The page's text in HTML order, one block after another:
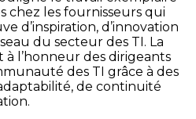
chez les fournisseurs qui
d’inspiration, d’innovation
du secteur des TI. La
l’honneur des dirigeants
des TI grâce à des
de continuité